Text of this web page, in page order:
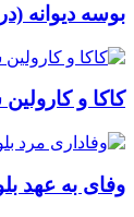
بوسه دیوانه
کاکا و
وفای به عهد